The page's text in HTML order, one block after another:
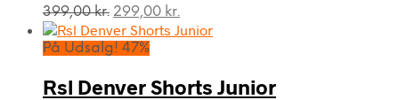
399,00kr. Den
oprindelige
pris
399,00 kr..
299,00 kr.
aktuelle
299,00 kr..
På Udsalg! 47%
Rsl Denver Shorts Junior